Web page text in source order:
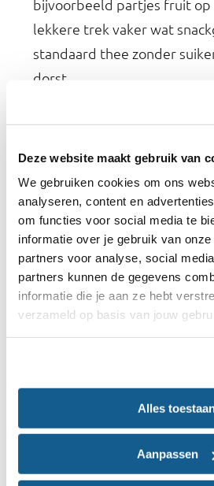
Deze website maakt gebruik van
We gebruiken cookies om ons
analyseren, content en
om functies voor social media te
informatie over je gebruik van
partners voor analyse, social
partners kunnen de gegevens
informatie die je aan ze hebt
verzameld op basis van jouw
Alles
Aanpassen
bijvoorbeeld partjes fruit
lekkere trek vaker wat
standaard thee zonder
dorst.
Gezellig aan tafel eten. Zo
je eten en voor elkaar. Leg
‘moeten eten’, maar maak
moment van.
Tip: maak afspraken over de
en snoep met je eigen kind.
Samen koken
Hoe leuk om samen met je